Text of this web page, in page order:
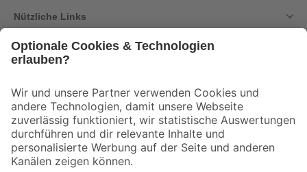
Nützliche Links
Bleib auf dem Laufenden mit unserem Newsletter
Der toom Newsletter: Keine Angebote und Aktionen mehr verpassen!
Zur Newsletter Anmeldung
Folge uns